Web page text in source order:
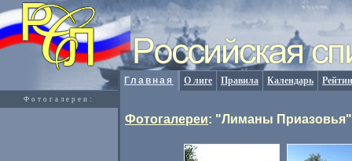
Главная О лиге Правила Календарь
Фотогалереи:
Фотогалереи: "Лиманы